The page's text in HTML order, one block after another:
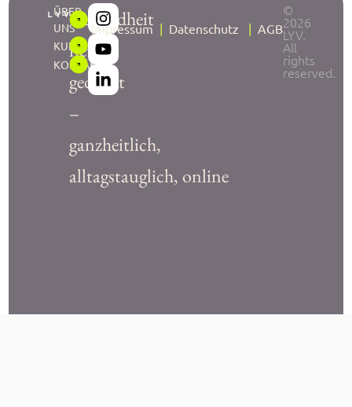
Gesundheit
neu
gedacht
–
ganzheitlich,
alltagstauglich, online
ÜBER
UNS
KURSE
KONTAKT
Impressum | Datenschutz | AGB
©
2026
LYV.
All
rights
reserved.